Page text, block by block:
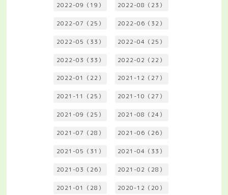
2022-09（19） 2022-08（23）
2022-07（25） 2022-06（32）
2022-05（33） 2022-04（25）
2022-03（33） 2022-02（22）
2022-01（22） 2021-12（27）
2021-11（25） 2021-10（27）
2021-09（25） 2021-08（24）
2021-07（28） 2021-06（26）
2021-05（31） 2021-04（33）
2021-03（26） 2021-02（28）
2021-01（28） 2020-12（20）